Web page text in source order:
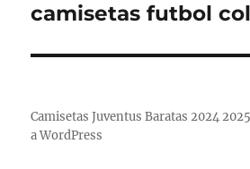
Entrada
camisetas futbol
Camisetas Juventus Baratas 2024 2025
a WordPress